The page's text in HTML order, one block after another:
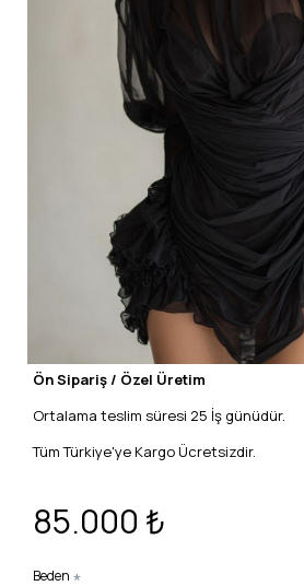
Ön Sipariş / Özel Üretim
Ortalama teslim süresi 25 İş günüdür.
Tüm Türkiye'ye Kargo Ücretsizdir.
85.000 ₺
Beden